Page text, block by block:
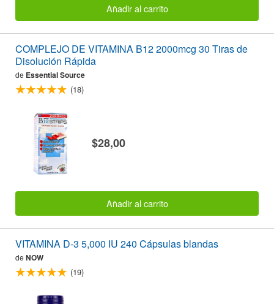
Añadir al carrito
COMPLEJO DE VITAMINA B12 2000mcg 30 Tiras de
Disolución Rápida
de Essential Source
(18)
$28,00
Añadir al carrito
VITAMINA D-3 5,000 IU 240 Cápsulas blandas
de NOW
(19)